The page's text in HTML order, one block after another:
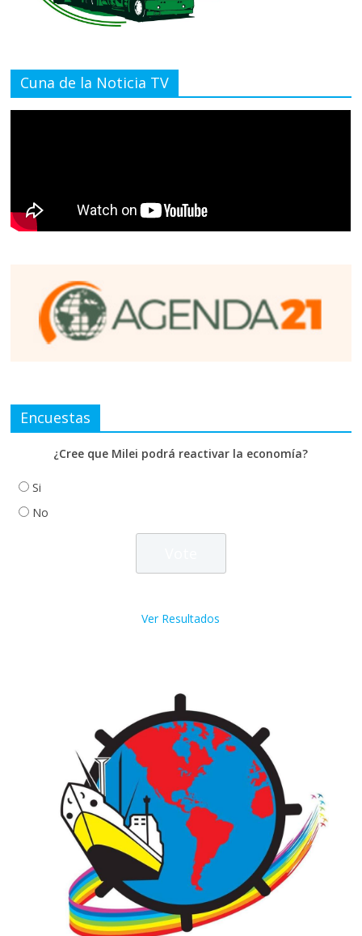
Cuna de la Noticia TV
Encuestas
¿Cree que Milei podrá reactivar la economía?
Si
No
Ver Resultados